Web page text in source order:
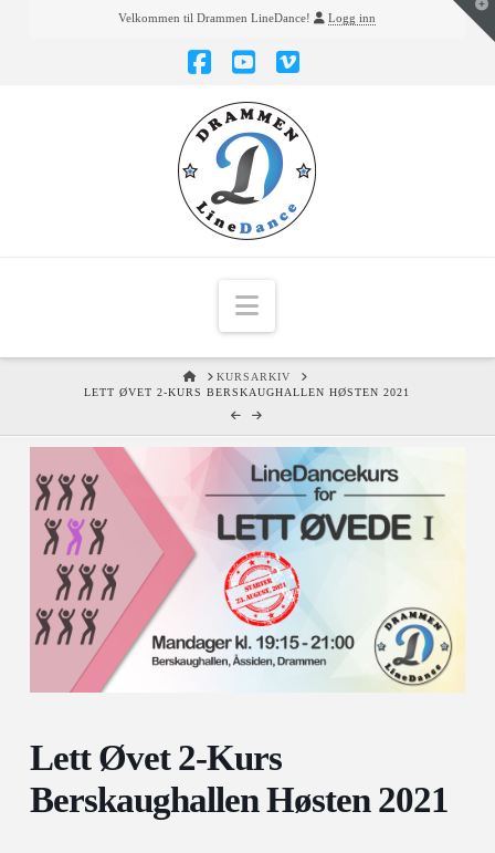
Velkommen til Drammen LineDance! Logg inn
Navigation
HOMEKURSARKIV
LETT ØVET 2-KURS BERSKAUGHALLEN HØSTEN 2021
Lett Øvet 2-Kurs
Berskaughallen Høsten 2021